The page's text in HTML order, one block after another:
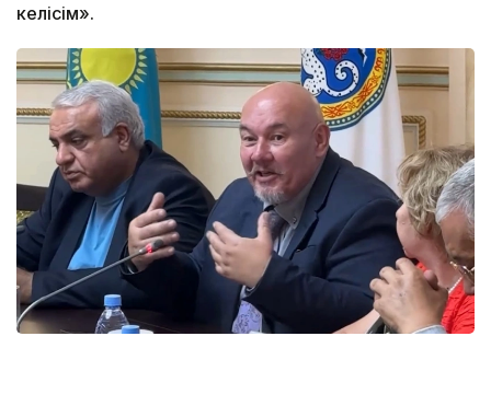
келісім».